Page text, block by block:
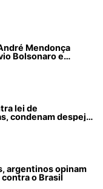
Mendonça
Bolsonaro e
lei de
condenam despejos
argentinos opinam
o Brasil